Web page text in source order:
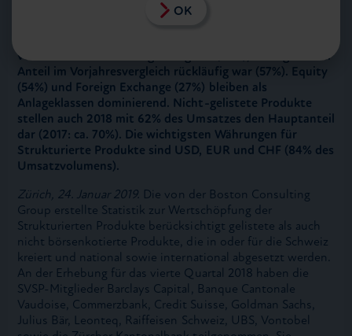
Vorjahreswert. Im Vergleich zum Vorjahresquartal steigt
vor die beliebteste Anlagekategorie (46%), wenngleich ihr
Anteil im Vorjahresvergleich rückläufig war (57%). Equity
(54%) und Foreign Exchange (27%) bleiben als
Anlageklassen dominierend. Nicht-gelistete Produkte
stellen auch 2018 mit 62% des Umsatzes den Hauptanteil
dar (2017: ca. 70%). Die wichtigsten Währungen für
Strukturierte Produkte sind USD, EUR und CHF (84% des
Umsatzvolumens).
Zürich, 24. Januar 2019. Die von der Boston Consulting
Group erstellte Statistik zur Wertschöpfung der
Strukturierten Produkte berücksichtigt gelistete als auch
nicht börsenkotierte Produkte, die in oder für die Schweiz
kreiert und national sowie international abgesetzt werden.
An der Erhebung für das vierte Quartal 2018 haben die
SVSP-Mitglieder Barclays Capital, Banque Cantonale
Vaudoise, Commerzbank, Credit Suisse, Goldman Sachs,
Julius Bär, Leonteq, Raiffeisen Schweiz, UBS, Vontobel
OK